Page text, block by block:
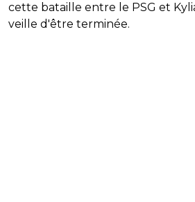
cette bataille entre le PSG et
veille d'être terminée.